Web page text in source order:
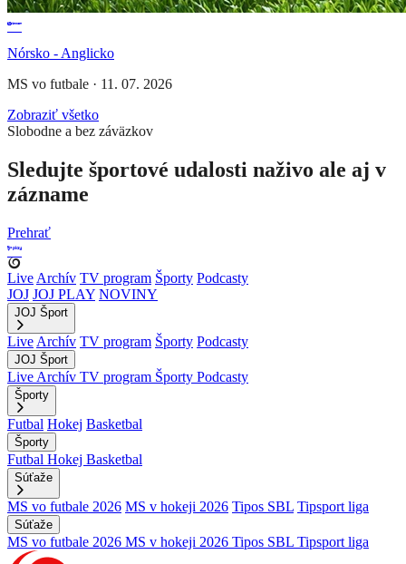
Nórsko - Anglicko
MS vo futbale · 11. 07. 2026
Zobraziť všetko
Slobodne a bez záväzkov
Sledujte športové udalosti naživo ale aj v
zázname
Prehrať
Live Archív TV program Športy Podcasty
JOJ JOJ PLAY NOVINY
JOJ Šport
Live Archív TV program Športy Podcasty
JOJ Šport
Live Archív TV program Športy Podcasty
Športy
Futbal Hokej Basketbal
Športy
Futbal Hokej Basketbal
Súťaže
MS vo futbale 2026 MS v hokeji 2026 Tipos SBL Tipsport liga
Súťaže
MS vo futbale 2026 MS v hokeji 2026 Tipos SBL Tipsport liga